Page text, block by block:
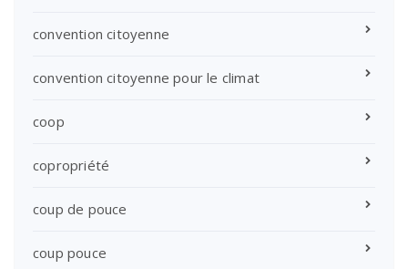
convention citoyenne
convention citoyenne pour le climat
coop
copropriété
coup de pouce
coup pouce